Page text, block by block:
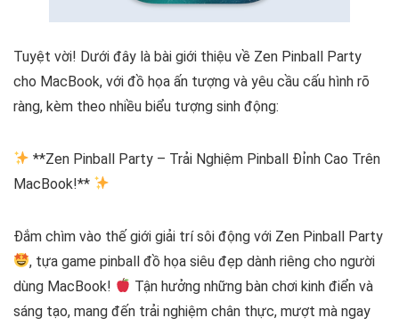
Tuyệt vời! Dưới đây là bài giới thiệu về Zen Pinball Party
cho MacBook, với đồ họa ấn tượng và yêu cầu cấu hình rõ
ràng, kèm theo nhiều biểu tượng sinh động:
**Zen Pinball Party – Trải Nghiệm Pinball Đỉnh Cao Trên
MacBook!**
Đắm chìm vào thế giới giải trí sôi động với Zen Pinball Party
, tựa game pinball đồ họa siêu đẹp dành riêng cho người
dùng MacBook!
Tận hưởng những bàn chơi kinh điển và
sáng tạo, mang đến trải nghiệm chân thực, mượt mà ngay